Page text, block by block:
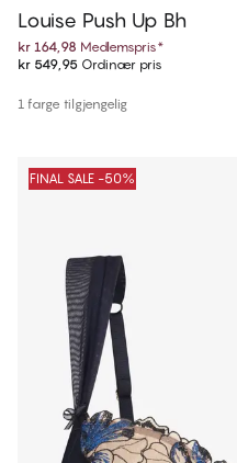
Louise Push Up Bh
kr 164,98 Medlemspris*
kr 549,95 Ordinær pris
1 farge tilgjengelig
FINAL SALE -50%